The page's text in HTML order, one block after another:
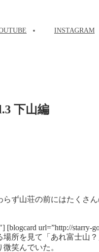
INSTAGRAM
下山編
ず山荘の前にはたくさ
[blogcard url=”http://starry-
所を見て「あれ富士
笑んでいた。